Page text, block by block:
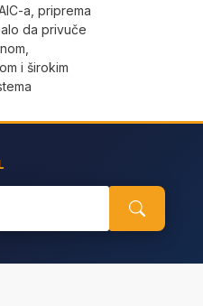
a, priprema
da privuče
i širokim